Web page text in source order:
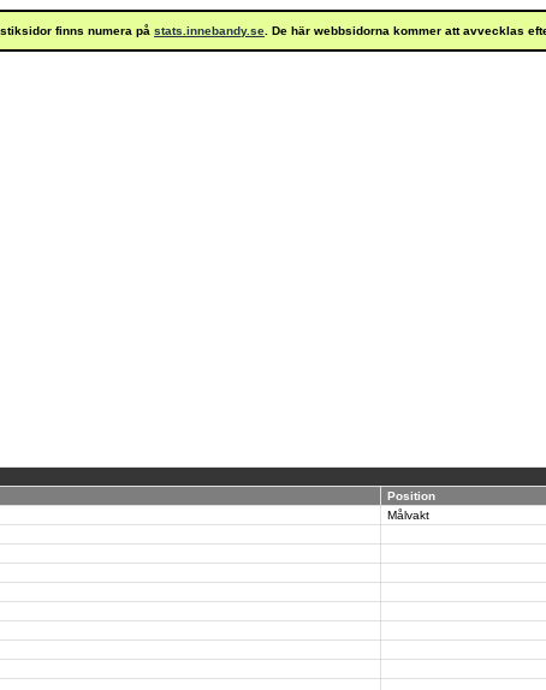
finns numera på stats.innebandy.se . De här webbsidorna kommer att avvecklas
Position
Målvakt